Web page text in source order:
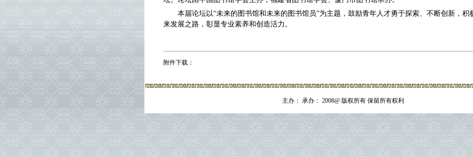
本届论坛以“未来的图书馆和未来的图书馆员”为主题，鼓励青年人才勇于探索、不断创新，积
来发展之路，彰显专业素养和创造活力。
附件下载：
主办： 承办： 2008@ 版权所有 保留所有权利